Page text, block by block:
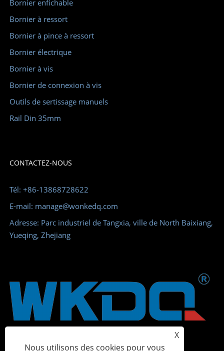
Bornier enfichable
Bornier à ressort
Bornier à pince à ressort
Bornier électrique
Bornier à vis
Bornier de connexion à vis
Outils de sertissage manuels
Rail Din 35mm
CONTACTEZ-NOUS
Tél: +86-13868728622
E-mail: manage@wonkedq.com
Adresse: Parc industriel de Tangxia, ville de North Baixiang,
Yueqing, Zhejiang
X
Nous utilisons des cookies pour vous